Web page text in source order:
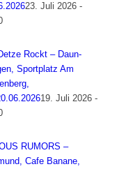
23. Juli 2026 -
Rockt – Daun-
Sportplatz Am
19. Juli 2026 -
RUMORS –
Cafe Banane,